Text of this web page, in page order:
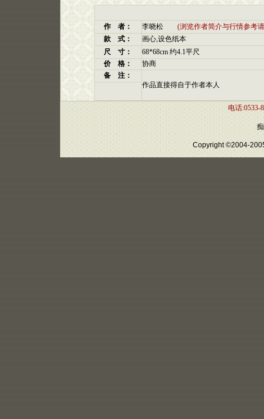
作 者： 李晓松(浏览作者简介与行情参考请
款 式：
画心,设色纸本
尺 寸：
68*68cm 约4.1平尺
价 格：
协商
备 注：
作品直接得自于作者本人
电话:0533-
Copyright ©2004-